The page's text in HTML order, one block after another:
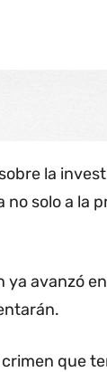
la
solo a la
ya avanzó
que